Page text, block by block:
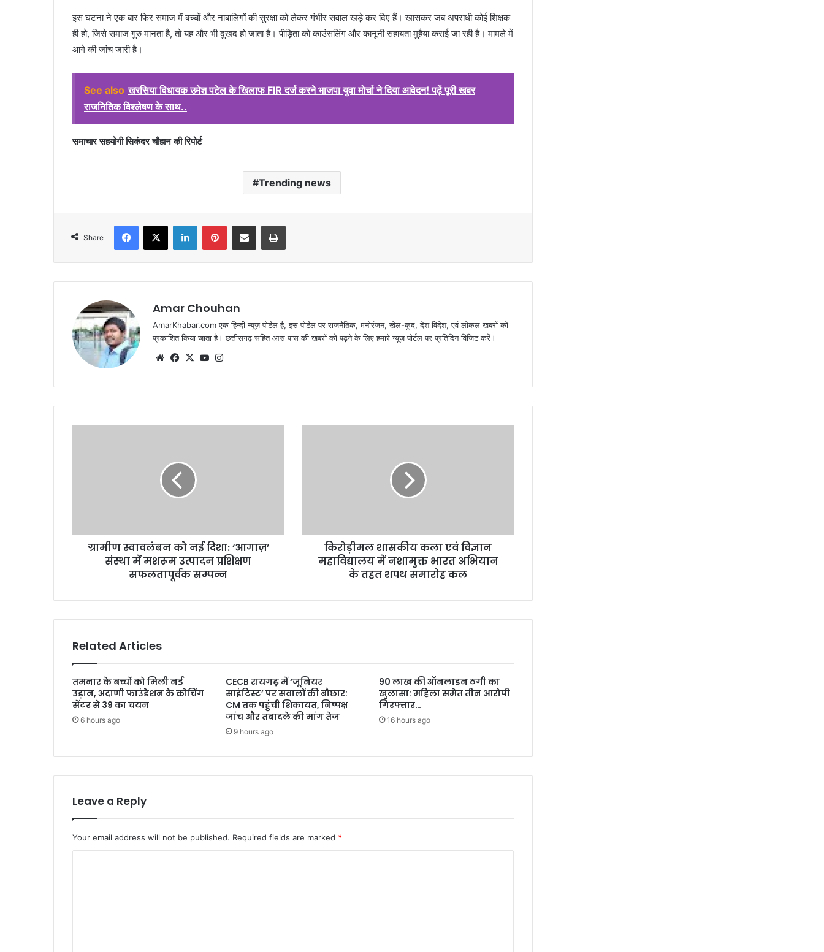
इस घटना ने एक बार फिर समाज में बच्चों और नाबालिगों की सुरक्षा को लेकर गंभीर सवाल खड़े कर दिए हैं। खासकर जब अपराधी कोई शिक्षक
ही हो, जिसे समाज गुरु मानता है, तो यह और भी दुखद हो जाता है। पीड़िता को काउंसलिंग और कानूनी सहायता मुहैया कराई जा रही है। मामले में
आगे की जांच जारी है।
See also खरसिया विधायक उमेश पटेल के खिलाफ FIR दर्ज करने भाजपा युवा मोर्चा ने दिया आवेदन! पढ़ें पूरी खबर
राजनितिक विश्लेषण के साथ..
समाचार सहयोगी सिकंदर चौहान की रिपोर्ट
Trending news
Share
Facebook
X LinkedInPinterestShare via Email Print
Amar Chouhan
AmarKhabar.com एक हिन्दी न्यूज़ पोर्टल है, इस पोर्टल पर राजनैतिक, मनोरंजन, खेल-कूद, देश विदेश, एवं लोकल खबरों को
प्रकाशित किया जाता है। छत्तीसगढ़ सहित आस पास की खबरों को पढ़ने के लिए हमारे न्यूज़ पोर्टल पर प्रतिदिन विजिट करें।
WebsiteFacebook
X YouTube
ग्रामीण स्वावलंबन को नई दिशा: ‘आगाज़’
संस्था में मशरूम उत्पादन प्रशिक्षण
सफलतापूर्वक सम्पन्न
किरोड़ीमल शासकीय कला एवं विज्ञान
महाविद्यालय में नशामुक्त भारत अभियान
के तहत शपथ समारोह कल
Related Articles
तमनार के बच्चों को मिली नई
उड़ान, अदाणी फाउंडेशन के कोचिंग
सेंटर से 39 का चयन
6 hours ago
CECB रायगढ़ में ‘जूनियर
साइंटिस्ट’ पर सवालों की बौछार:
CM तक पहुंची शिकायत, निष्पक्ष
जांच और तबादले की मांग तेज
9 hours ago
90 लाख की ऑनलाइन ठगी का
खुलासा: महिला समेत तीन आरोपी
गिरफ्तार…
16 hours ago
Leave a Reply
Your email address will not be published. Required fields are marked *